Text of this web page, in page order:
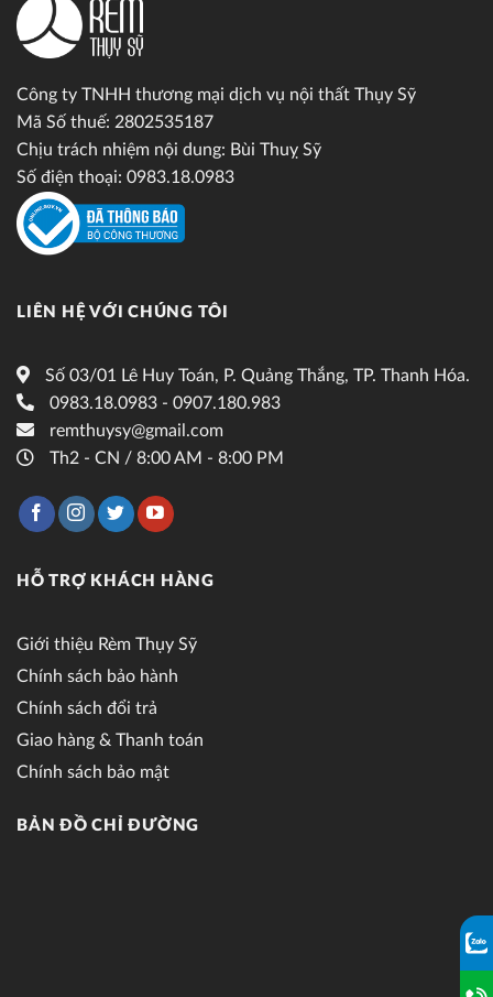
Công ty TNHH thương mại dịch vụ nội thất Thụy Sỹ
Mã Số thuế: 2802535187
Chịu trách nhiệm nội dung: Bùi Thuỵ Sỹ
Số điện thoại: 0983.18.0983
LIÊN HỆ VỚI CHÚNG TÔI
Số 03/01 Lê Huy Toán, P. Quảng Thắng, TP. Thanh Hóa.
0983.18.0983 - 0907.180.983
remthuysy@gmail.com
Th2 - CN / 8:00 AM - 8:00 PM
HỖ TRỢ KHÁCH HÀNG
Giới thiệu Rèm Thụy Sỹ
Chính sách bảo hành
Chính sách đổi trả
Giao hàng & Thanh toán
Chính sách bảo mật
BẢN ĐỒ CHỈ ĐƯỜNG